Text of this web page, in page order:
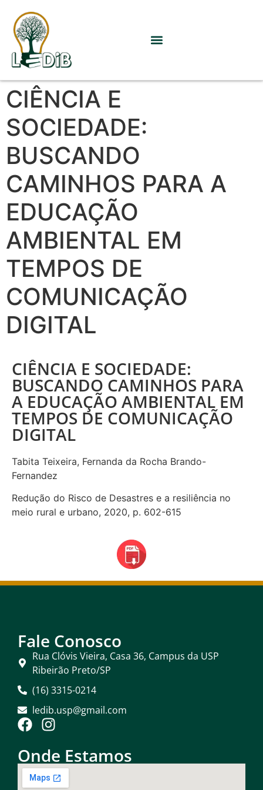
CIÊNCIA E
SOCIEDADE:
BUSCANDO
CAMINHOS PARA A
EDUCAÇÃO
AMBIENTAL EM
TEMPOS DE
COMUNICAÇÃO
DIGITAL
CIÊNCIA E SOCIEDADE:
BUSCANDO CAMINHOS PARA
A EDUCAÇÃO AMBIENTAL EM
TEMPOS DE COMUNICAÇÃO
DIGITAL
Tabita Teixeira, Fernanda da Rocha Brando-
Fernandez
Redução do Risco de Desastres e a resiliência no
meio rural e urbano, 2020, p. 602-615
Fale Conosco
Rua Clóvis Vieira, Casa 36, Campus da USP
Ribeirão Preto/SP
(16) 3315-0214
ledib.usp@gmail.com
Onde Estamos